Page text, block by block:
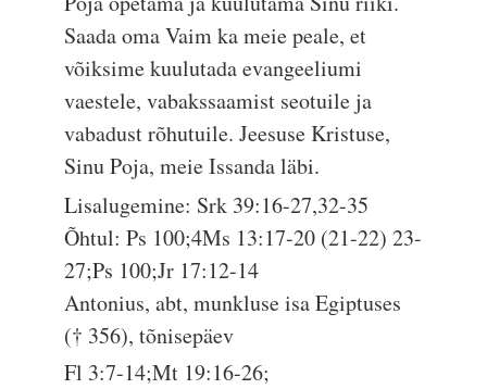
Saada oma Vaim ka meie peale, et
võiksime kuulutada evangeeliumi
vaestele, vabakssaamist seotuile ja
vabadust rõhutuile. Jeesuse Kristuse,
Sinu Poja, meie Issanda läbi.
Lisalugemine: Srk 39:16-27,32-35
Õhtul: Ps 100;4Ms 13:17-20 (21-22) 23-
27;Ps 100;Jr 17:12-14
Antonius, abt, munkluse isa Egiptuses
(† 356), tõnisepäev
Fl 3:7-14;Mt 19:16-26;